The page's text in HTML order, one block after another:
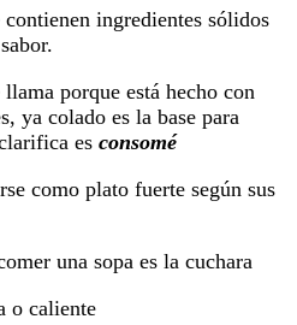
contienen ingredientes sólidos
llama porque está hecho con
ya colado es la base para
es consomé
como plato fuerte según sus
una sopa es la cuchara
o caliente